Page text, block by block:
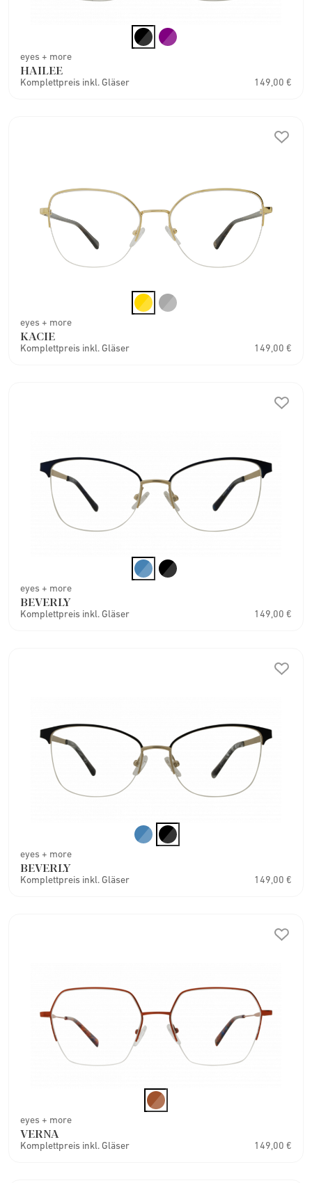
eyes + more
HAILEE
Komplettpreis inkl. Gläser 149,00 €
eyes + more
KACIE
Komplettpreis inkl. Gläser 149,00 €
eyes + more
BEVERLY
Komplettpreis inkl. Gläser 149,00 €
eyes + more
BEVERLY
Komplettpreis inkl. Gläser 149,00 €
eyes + more
VERNA
Komplettpreis inkl. Gläser 149,00 €